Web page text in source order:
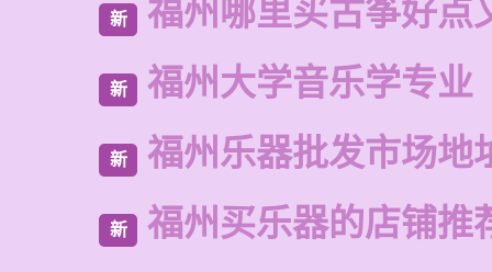
新 福州哪里买古筝好点
新 福州大学音乐学专业
新 福州乐器批发市场地
新 福州买乐器的店铺推